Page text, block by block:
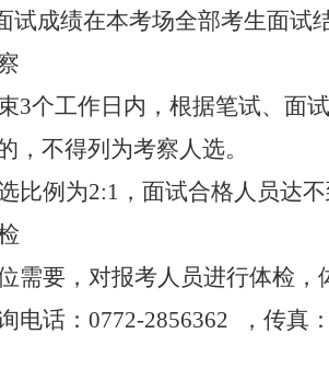
试成绩在本考场全部考生面试
3个工作日内，根据笔试、面
，不得列为考察人选。
比例为2:1 ，面试合格人员达
需要，对报考人员进行体检
电话： 0772-2856362 ， 传真：